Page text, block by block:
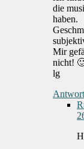
die
haben.
Mir
nicht!
lg